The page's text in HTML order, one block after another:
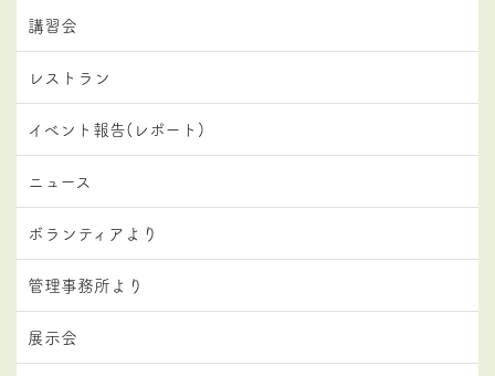
講習会
レストラン
イベント報告(レポート)
ニュース
ボランティアより
管理事務所より
展示会